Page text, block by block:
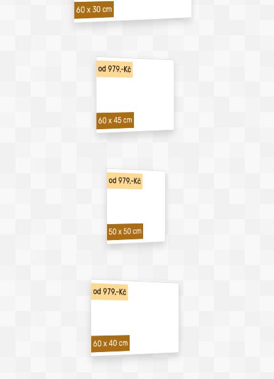
60 x 30 cm
od 979,-Kč
60 x 45 cm
od 979,-Kč
50 x 50 cm
od 979,-Kč
60 x 40 cm